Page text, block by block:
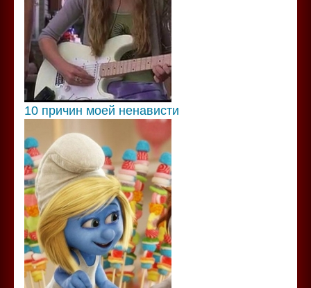
10 причин моей ненависти